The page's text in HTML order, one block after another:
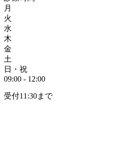
月
火
水
木
金
土
日・祝
09:00 - 12:00
受付11:30まで